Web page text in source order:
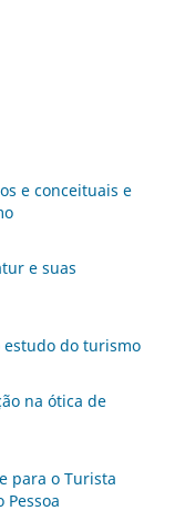
e conceituais e
e suas
estudo do turismo
na ótica de
para o Turista
Pessoa